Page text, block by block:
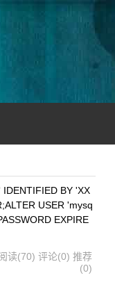
BY 'XX
USER 'mysq
EXPIRE
读(70) 评论(0) 推荐
(0)